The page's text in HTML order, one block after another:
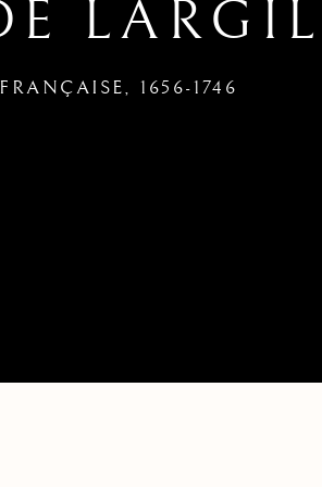
1656-1746